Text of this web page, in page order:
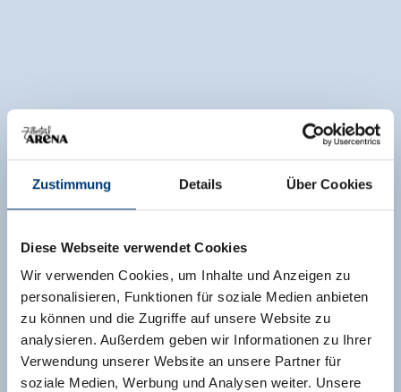
Zustimmung Details Über Cookies
Diese Webseite verwendet Cookies
Wir verwenden Cookies, um Inhalte und Anzeigen zu
personalisieren, Funktionen für soziale Medien anbieten
zu können und die Zugriffe auf unsere Website zu
analysieren. Außerdem geben wir Informationen zu Ihrer
Verwendung unserer Website an unsere Partner für
soziale Medien, Werbung und Analysen weiter. Unsere